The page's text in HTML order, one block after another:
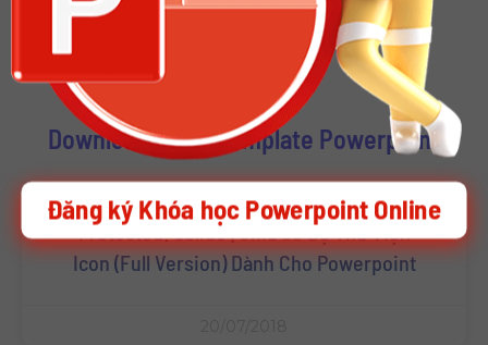
Download Other Template Powerpoint
Protected: 9Slide | Chia Sẻ Bộ Thư Viện
Icon (Full Version) Dành Cho Powerpoint
Đăng ký Khóa học Powerpoint Online